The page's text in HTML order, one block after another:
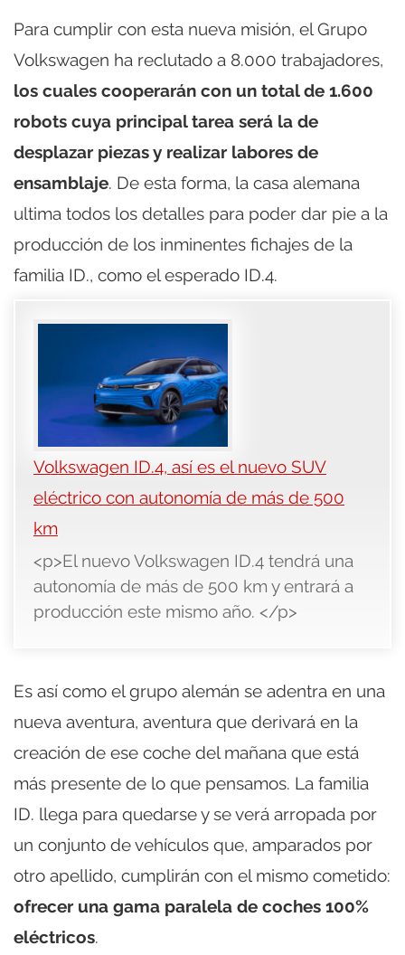
Para cumplir con esta nueva misión, el Grupo
Volkswagen ha reclutado a 8.000 trabajadores,
los cuales cooperarán con un total de 1.600
robots cuya principal tarea será la de
desplazar piezas y realizar labores de
ensamblaje. De esta forma, la casa alemana
ultima todos los detalles para poder dar pie a la
producción de los inminentes fichajes de la
familia ID., como el esperado ID.4.
Volkswagen ID.4, así es el nuevo SUV
eléctrico con autonomía de más de 500
km
<p>El nuevo Volkswagen ID.4 tendrá una
autonomía de más de 500 km y entrará a
producción este mismo año. </p>
Es así como el grupo alemán se adentra en una
nueva aventura, aventura que derivará en la
creación de ese coche del mañana que está
más presente de lo que pensamos. La familia
ID. llega para quedarse y se verá arropada por
un conjunto de vehículos que, amparados por
otro apellido, cumplirán con el mismo cometido:
ofrecer una gama paralela de coches 100%
eléctricos.